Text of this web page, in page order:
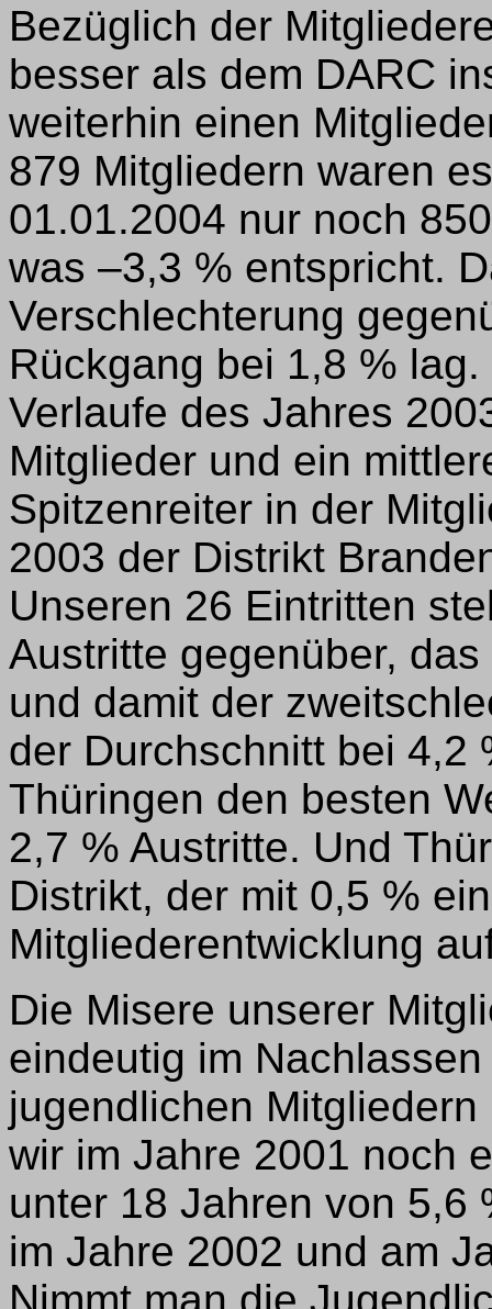
Bezüglich der
besser als dem DARC
weiterhin einen
879 Mitgliedern waren
01.01.2004 nur noch
was –3,3 % entspricht.
Verschlechterung
Rückgang bei 1,8 %
Verlaufe des Jahres
Mitglieder und ein
Spitzenreiter in der
2003 der Distrikt
Unseren 26 Eintritten
Austritte gegenüber,
und damit der
der Durchschnitt bei 4,2
Thüringen den besten
2,7 % Austritte. Und
Distrikt, der mit 0,5 %
Mitgliederentwicklung
Die Misere unserer
eindeutig im
jugendlichen
wir im Jahre 2001 noch
unter 18 Jahren von 5,6
im Jahre 2002 und am